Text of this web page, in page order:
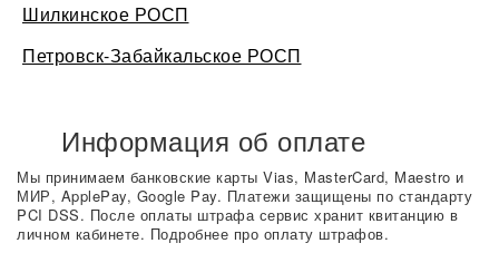
Шилкинское РОСП
Петровск-Забайкальское РОСП
Информация об оплате
Мы принимаем банковские карты Vias, MasterCard, Maestro и
МИР, ApplePay, Google Pay. Платежи защищены по стандарту
PCI DSS. После оплаты штрафа сервис хранит квитанцию в
личном кабинете. Подробнее про оплату штрафов.